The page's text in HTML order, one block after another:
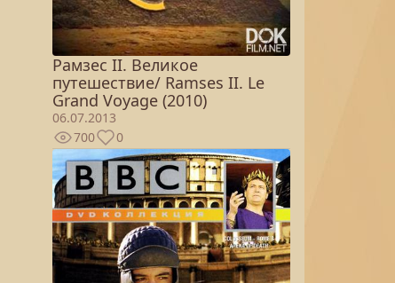
Рамзес II. Великое
путешествие/ Ramses II. Le
Grand Voyage (2010)
06.07.2013
700
0